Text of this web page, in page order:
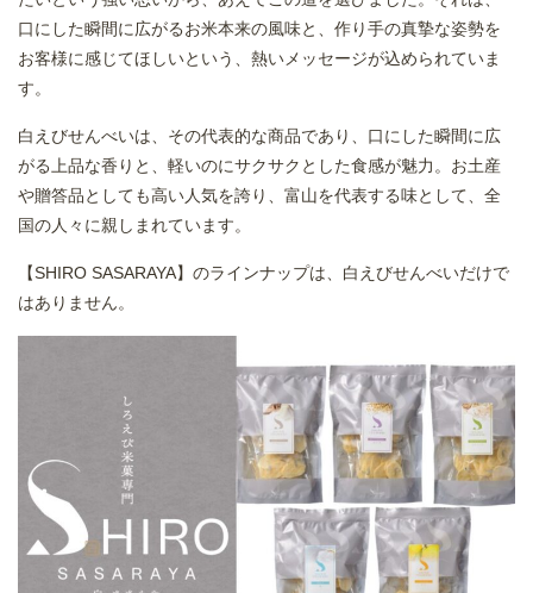
口にした瞬間に広がるお米本来の風味と、作り手の真摯な姿勢を
お客様に感じてほしいという、熱いメッセージが込められていま
す。
白えびせんべいは、その代表的な商品であり、口にした瞬間に広
がる上品な香りと、軽いのにサクサクとした食感が魅力。お土産
や贈答品としても高い人気を誇り、富山を代表する味として、全
国の人々に親しまれています。
【SHIRO SASARAYA】のラインナップは、白えびせんべいだけで
はありません。